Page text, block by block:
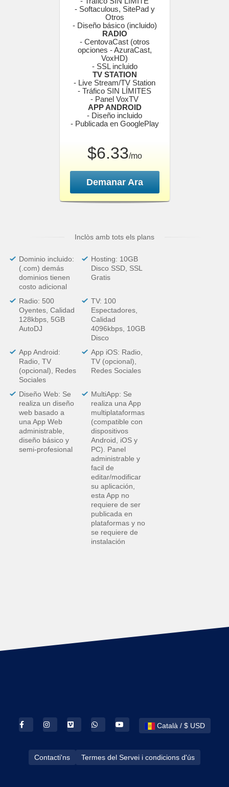
- Softaculous, SitePad y
Otros
- Diseño básico (incluido)
RADIO
- CentovaCast (otros
opciones - AzuraCast,
VoxHD)
- SSL incluido
TV STATION
- Live Stream/TV Station
- Tráfico SIN LÍMITES
- Panel VoxTV
APP ANDROID
- Diseño incluido
- Publicada en GooglePlay
$6.33/mo
Demanar Ara
Inclòs amb tots els plans
Dominio incluido:
(.com) demás
dominios tienen
costo adicional
Hosting: 10GB
Disco SSD, SSL
Gratis
Radio: 500
Oyentes, Calidad
128kbps, 5GB
AutoDJ
TV: 100
Espectadores,
Calidad
4096kbps, 10GB
Disco
App Android:
Radio, TV
(opcional), Redes
Sociales
App iOS: Radio,
TV (opcional),
Redes Sociales
Diseño Web: Se
realiza un diseño
web basado a
una App Web
administrable,
diseño básico y
semi-profesional
MultiApp: Se
realiza una App
multiplataformas
(compatible con
dispositivos
Android, iOS y
PC). Panel
administrable y
facil de
editar/modificar
su aplicación,
esta App no
requiere de ser
publicada en
plataformas y no
se requiere de
instalación
Català / $ USD
Contacti'ns Termes del Servei i condicions d'ús